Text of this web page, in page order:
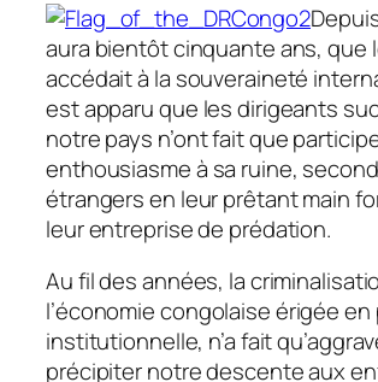
aura bientôt cinquante ans, que
accédait à la souveraineté
est apparu que les dirigeants
notre pays n’ont fait que
enthousiasme à sa ruine,
étrangers en leur prêtant main
leur entreprise de prédation.
Au fil des années, la
l’économie congolaise érigée
institutionnelle, n’a fait
précipiter notre descente aux